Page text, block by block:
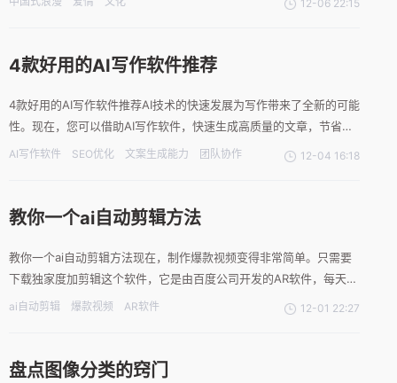
如
12-06 22:15
4款好用的AI写作软件推荐
4款好用的AI写作软件推荐AI技术的快速发展为写作带来了全新的可能
性。现在，您可以借助AI写作软件，快速生成高质量的文章，节省大
量的时间和精力。本文将为您推荐4款好用的AI写作软件，让您的创
AI写作软件 SEO优化 文案生成能力 团队协作 12-04 16:18
教你一个ai自动剪辑方法
教你一个ai自动剪辑方法现在，制作爆款视频变得非常简单。只需要
下载独家度加剪辑这个软件，它是由百度公司开发的AR软件，每天都
可以免费试用。安装好以后打开首页，这里全部都是热点事件，而且
ai自动剪辑 爆款视频 AR软件 12-01 22:27
盘点图像分类的窍门